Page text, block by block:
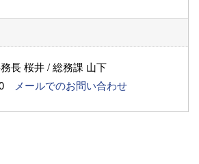
長 桜井 / 総務課 山下
メールでのお問い合わせ